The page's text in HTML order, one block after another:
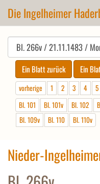
Die Ingelheimer
vorherige 1 2 3 4 5
Bl. 101
Bl. 101v Bl. 102
Bl. 109v
Bl. 110 Bl. 110v
Nieder-